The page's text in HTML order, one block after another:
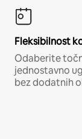
Fleksibilnost
Odaberite
jednostavno
bez dodatnih